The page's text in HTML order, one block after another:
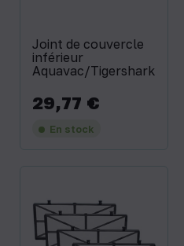
Joint de couvercle
inférieur
Aquavac/Tigershark
Prix
29,77 €
En stock